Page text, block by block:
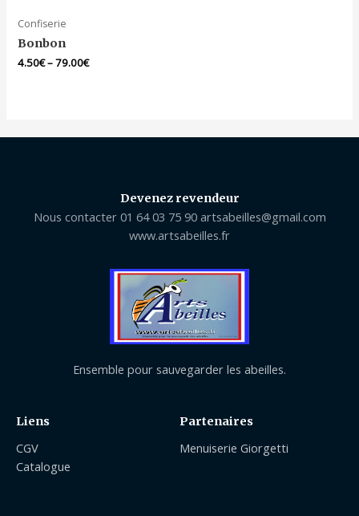
Confiserie
Bonbon
4.50€–79.00€
Devenez revendeur
Nous contacter 01 64 03 75 90 artsabeilles@gmail.com
www.artsabeilles.fr
Ensemble pour sauvegarder les abeilles.
Liens
CGV
Catalogue
Partenaires
Menuiserie Giorgetti